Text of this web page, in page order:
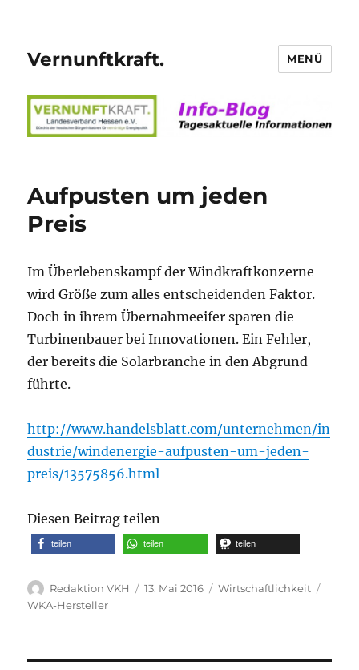
Vernunftkraft. MENÜ
Aufpusten um jeden
Preis
Im Überlebenskampf der Windkraftkonzerne
wird Größe zum alles entscheidenden Faktor.
Doch in ihrem Übernahmeeifer sparen die
Turbinenbauer bei Innovationen. Ein Fehler,
der bereits die Solarbranche in den Abgrund
führte.
http://www.handelsblatt.com/unternehmen/in
dustrie/windenergie-aufpusten-um-jeden-
preis/13575856.html
Diesen Beitrag teilen
teilen teilen teilen
Autor
Redaktion VKH
Veröffentlicht
13. Mai 2016 Kategorien
Wirtschaftlichkeit
WKA-Hersteller